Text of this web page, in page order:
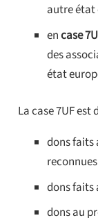
autre état
encase
des
état
La case 7UF
dons faits
dons faits
dons au